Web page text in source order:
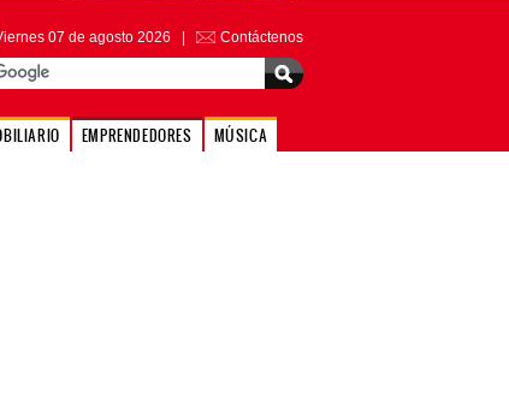
07 de agosto 2026 | Contáctenos
EMPRENDEDORES MÚSICA